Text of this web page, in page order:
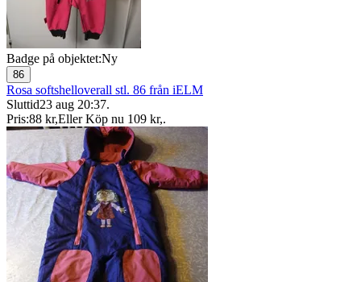
Badge på objektet:Ny
86
Rosa softshelloverall stl. 86 från iELM
Sluttid23 aug 20:37.
Pris:88 kr,Eller Köp nu 109 kr,.